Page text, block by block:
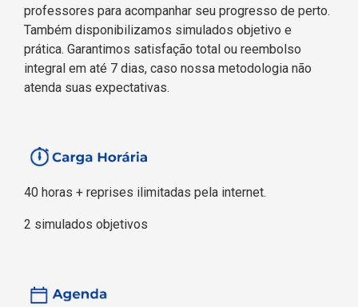
professores para acompanhar seu progresso de perto.
Também disponibilizamos simulados objetivo e
prática. Garantimos satisfação total ou reembolso
integral em até 7 dias, caso nossa metodologia não
atenda suas expectativas.
40 horas + reprises ilimitadas pela internet.
2 simulados objetivos